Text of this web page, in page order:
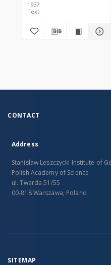
1937
Text
CONTACT
Address
Stanislaw Leszczycki Institute of
Polish Academy of Science
ul. Twarda 51/55
00-818 Warszawa, Poland
SITEMAP